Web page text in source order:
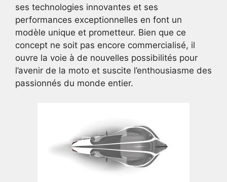
ses technologies innovantes et ses
performances exceptionnelles en font un
modèle unique et prometteur. Bien que ce
concept ne soit pas encore commercialisé, il
ouvre la voie à de nouvelles possibilités pour
l’avenir de la moto et suscite l’enthousiasme des
passionnés du monde entier.